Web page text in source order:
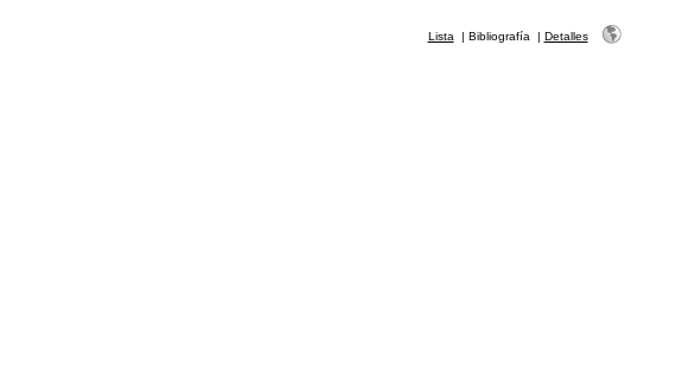
Lista | Bibliografía | Detalles